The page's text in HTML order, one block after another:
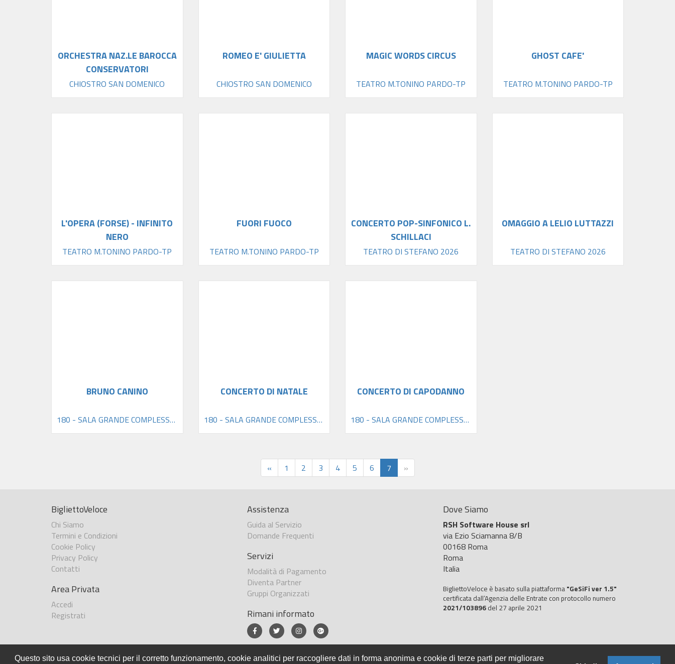
Questo sito usa cookie tecnici per il corretto funzionamento, cookie analitici per raccogliere dati in forma anonima e cookie di terze parti per migliorare
ORCHESTRA NAZ.LE BAROCCA
CONSERVATORI
CHIOSTRO SAN DOMENICO
ROMEO E' GIULIETTA
CHIOSTRO SAN DOMENICO
MAGIC WORDS CIRCUS
TEATRO M.TONINO PARDO-TP
GHOST CAFE'
TEATRO M.TONINO PARDO-TP
L'OPERA (FORSE) - INFINITO
NERO
TEATRO M.TONINO PARDO-TP
FUORI FUOCO
TEATRO M.TONINO PARDO-TP
CONCERTO POP-SINFONICO L.
SCHILLACI
TEATRO DI STEFANO 2026
OMAGGIO A LELIO LUTTAZZI
TEATRO DI STEFANO 2026
BRUNO CANINO
180 - SALA GRANDE COMPLESSO SAN DOMENICO
CONCERTO DI NATALE
180 - SALA GRANDE COMPLESSO SAN DOMENICO
CONCERTO DI CAPODANNO
180 - SALA GRANDE COMPLESSO SAN DOMENICO
« 1 2 3 4 5 6 7 »
BigliettoVeloce
Chi Siamo
Termini e Condizioni
Cookie Policy
Privacy Policy
Contatti
Area Privata
Accedi
Registrati
Assistenza
Guida al Servizio
Domande Frequenti
Servizi
Modalità di Pagamento
Diventa Partner
Gruppi Organizzati
Rimani informato
Dove Siamo
RSH Software House srl
via Ezio Sciamanna 8/B
00168 Roma
Roma
Italia
BigliettoVeloce è basato sulla piattaforma "GeSiFi ver 1.5"
certificata dall’Agenzia delle Entrate con protocollo numero
2021/103896 del 27 aprile 2021